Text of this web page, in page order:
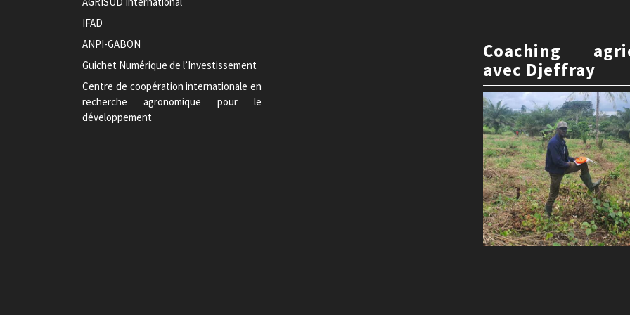
IFAD
ANPI-GABON
Guichet Numérique de l’Investissement
Centre de coopération internationale en
recherche agronomique pour le
développement
Coaching
avec Djeffray